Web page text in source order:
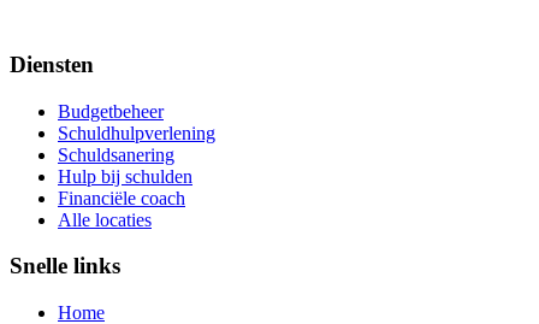
Diensten
Budgetbeheer
Schuldhulpverlening
Schuldsanering
Hulp bij schulden
Financiële coach
Alle locaties
Snelle links
Home